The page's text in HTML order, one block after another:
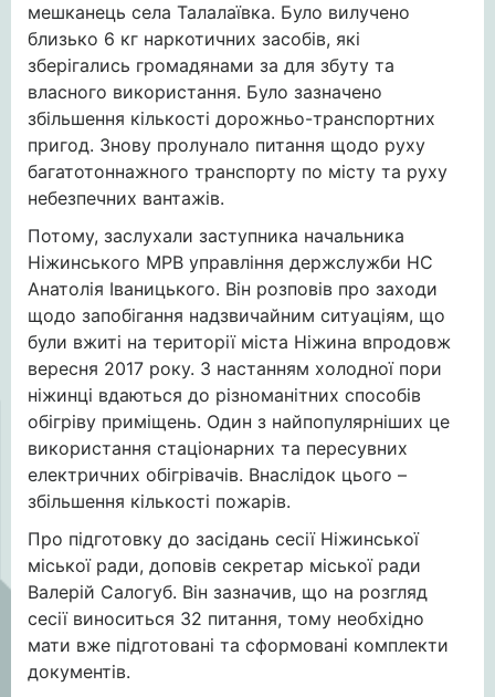
мешканець села Талалаївка. Було вилучено
близько 6 кг наркотичних засобів, які
зберігались громадянами за для збуту та
власного використання. Було зазначено
збільшення кількості дорожньо-транспортних
пригод. Знову пролунало питання щодо руху
багатотоннажного транспорту по місту та руху
небезпечних вантажів.
Потому, заслухали заступника начальника
Ніжинського МРВ управління держслужби НС
Анатолія Іваницького. Він розповів про заходи
щодо запобігання надзвичайним ситуаціям, що
були вжиті на території міста Ніжина впродовж
вересня 2017 року. З настанням холодної пори
ніжинці вдаються до різноманітних способів
обігріву приміщень. Один з найпопулярніших це
використання стаціонарних та пересувних
електричних обігрівачів. Внаслідок цього –
збільшення кількості пожарів.
Про підготовку до засідань сесії Ніжинської
міської ради, доповів секретар міської ради
Валерій Салогуб. Він зазначив, що на розгляд
сесії виноситься 32 питання, тому необхідно
мати вже підготовані та сформовані комплекти
документів.